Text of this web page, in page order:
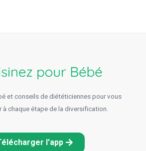
et conseils de diététiciennes pour vous
à chaque étape de la diversification.
l'app